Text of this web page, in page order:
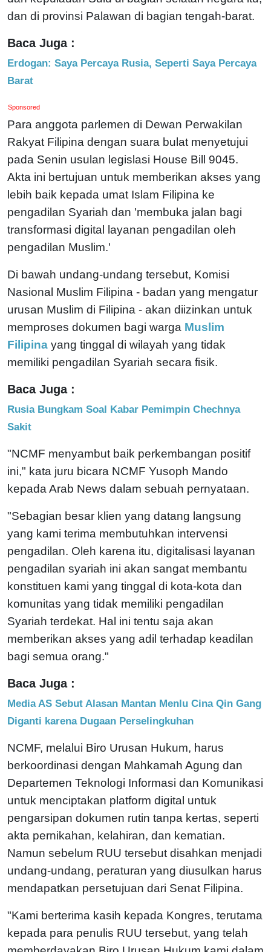
dan di provinsi Palawan di bagian tengah-barat.
Baca Juga :
Erdogan: Saya Percaya Rusia, Seperti Saya Percaya
Barat
Sponsored
Para anggota parlemen di Dewan Perwakilan
Rakyat Filipina dengan suara bulat menyetujui
pada Senin usulan legislasi House Bill 9045.
Akta ini bertujuan untuk memberikan akses yang
lebih baik kepada umat Islam Filipina ke
pengadilan Syariah dan 'membuka jalan bagi
transformasi digital layanan pengadilan oleh
pengadilan Muslim.'
Di bawah undang-undang tersebut, Komisi
Nasional Muslim Filipina - badan yang mengatur
urusan Muslim di Filipina - akan diizinkan untuk
memproses dokumen bagi warga Muslim
Filipina yang tinggal di wilayah yang tidak
memiliki pengadilan Syariah secara fisik.
Baca Juga :
Rusia Bungkam Soal Kabar Pemimpin Chechnya
Sakit
"NCMF menyambut baik perkembangan positif
ini," kata juru bicara NCMF Yusoph Mando
kepada Arab News dalam sebuah pernyataan.
"Sebagian besar klien yang datang langsung
yang kami terima membutuhkan intervensi
pengadilan. Oleh karena itu, digitalisasi layanan
pengadilan syariah ini akan sangat membantu
konstituen kami yang tinggal di kota-kota dan
komunitas yang tidak memiliki pengadilan
Syariah terdekat. Hal ini tentu saja akan
memberikan akses yang adil terhadap keadilan
bagi semua orang."
Baca Juga :
Media AS Sebut Alasan Mantan Menlu Cina Qin Gang
Diganti karena Dugaan Perselingkuhan
NCMF, melalui Biro Urusan Hukum, harus
berkoordinasi dengan Mahkamah Agung dan
Departemen Teknologi Informasi dan Komunikasi
untuk menciptakan platform digital untuk
pengarsipan dokumen rutin tanpa kertas, seperti
akta pernikahan, kelahiran, dan kematian.
Namun sebelum RUU tersebut disahkan menjadi
undang-undang, peraturan yang diusulkan harus
mendapatkan persetujuan dari Senat Filipina.
"Kami berterima kasih kepada Kongres, terutama
kepada para penulis RUU tersebut, yang telah